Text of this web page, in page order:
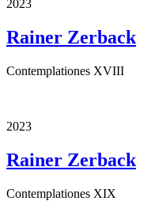
2023
Rainer Zerback
Contemplationes XVIII
2023
Rainer Zerback
Contemplationes XIX